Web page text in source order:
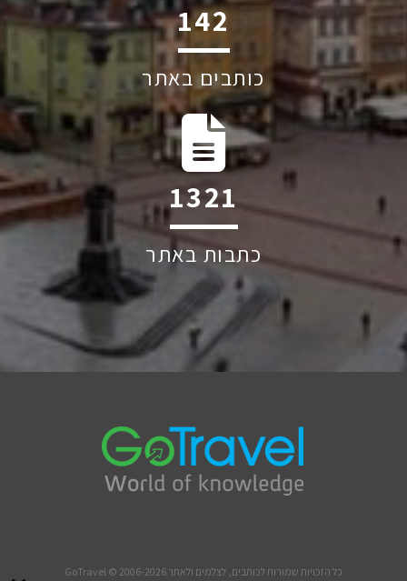
207
כותבים באתר
1928
כתבות באתר
כל הזכויות שמורות לכותבים, לצלמים ולאתר GoTravel © 2006-2026